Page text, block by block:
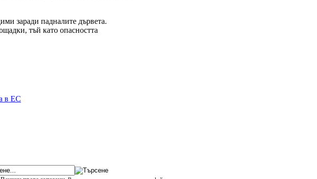
заради падналите дървета.
тъй като опасността
в ЕС